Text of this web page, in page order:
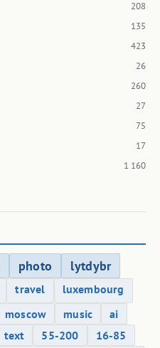
208
135
423
26
260
27
75
17
1 160
photo
lytdybr
travel
luxembourg
moscow music
ai
text 55-200
16-85